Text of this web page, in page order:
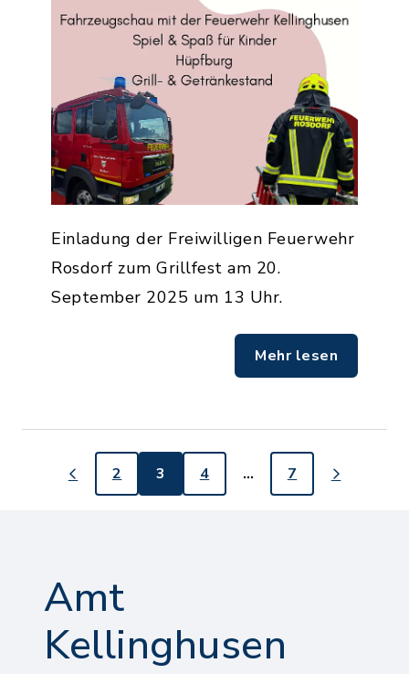
Einladung der Freiwilligen Feuerwehr
Rosdorf zum Grillfest am 20.
September 2025 um 13 Uhr.
Mehr lesen
2 3 4 … 7
Amt
Kellinghusen